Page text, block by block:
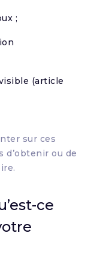
;
(article
sur ces
d’obtenir ou de
ce